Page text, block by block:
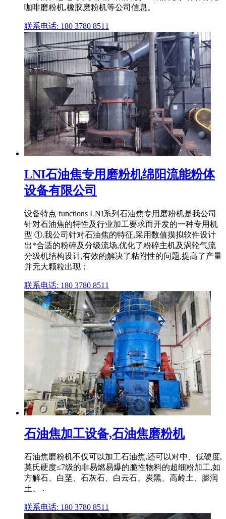
咖啡磨粉机,橡胶磨粉机等公司信息。
联系电话: 180 3780 8511
LNI石油焦专用磨粉机绵阳流能粉体
设备有限公司
设备特点 functions LNI系列石油焦专用磨粉机是我公司
针对石油焦的特性及行业加工要求而开发的一种专用机
型 ①.我公司针对石油焦的特征,采用数值摸拟软件设计
出*合适的粉碎及分级流场,优化了粉碎主机及涡轮气流
分级机结构设计,有效的解决了粘附性的问题,提高了产量
并无大颗粒出现；
联系电话: 180 3780 8511
石油焦加工设备,石油焦磨粉机
石油焦磨粉机不仅可以加工石油焦,还可以对中、低硬度,
莫氏硬度≤7级的非易燃易爆的脆性物料的超细粉加工,如
方解石、白垩、石灰石、白云石、炭黑、高岭土、膨润
土、 .
联系电话: 180 3780 8511